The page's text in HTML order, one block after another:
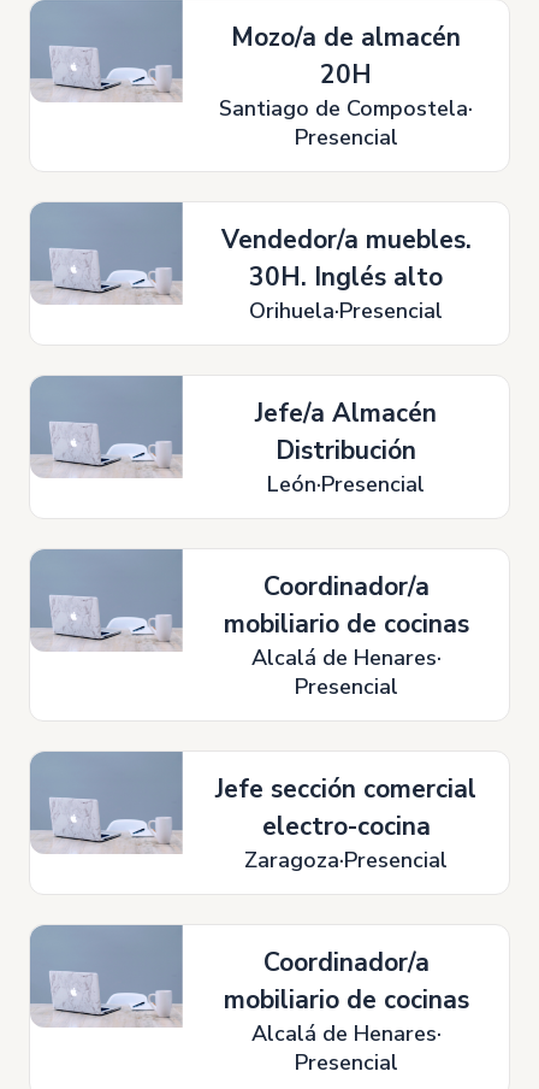
Mozo/a de almacén
20H
Santiago de Compostela
Presencial
Vendedor/a muebles.
30H. Inglés alto
Orihuela Presencial
Jefe/a Almacén
Distribución
León Presencial
Coordinador/a
mobiliario de cocinas
Alcalá de Henares
Presencial
Jefe sección comercial
electro-cocina
Zaragoza Presencial
Coordinador/a
mobiliario de cocinas
Alcalá de Henares
Presencial